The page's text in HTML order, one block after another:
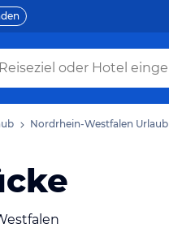
Nordrhein-Westfalen Urlaub